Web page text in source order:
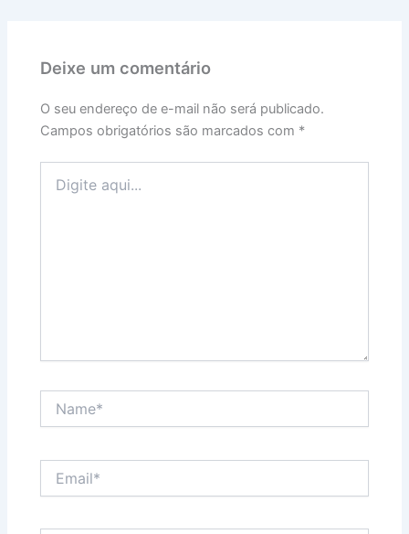
Deixe um comentário
O seu endereço de e-mail não será publicado.
Campos obrigatórios são marcados com *
aqui...